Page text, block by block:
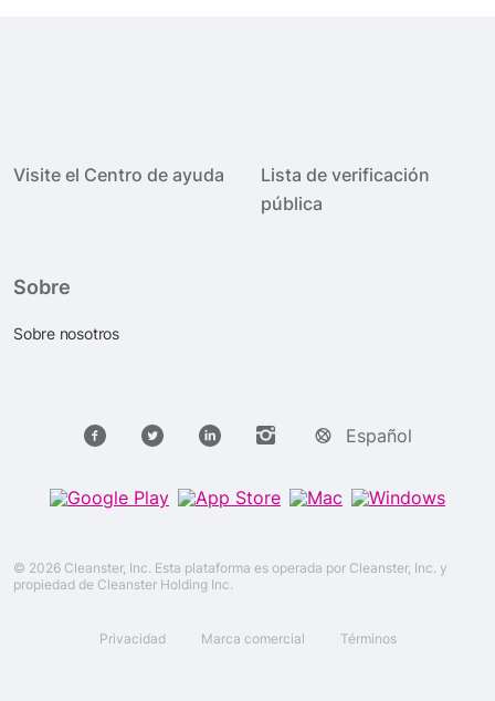
Visite el Centro de ayuda
Lista de verificación
pública
Sobre
Sobre nosotros
Español
© 2026 Cleanster, Inc. Esta plataforma es operada por Cleanster, Inc. y
propiedad de Cleanster Holding Inc.
Privacidad Marca comercial Términos